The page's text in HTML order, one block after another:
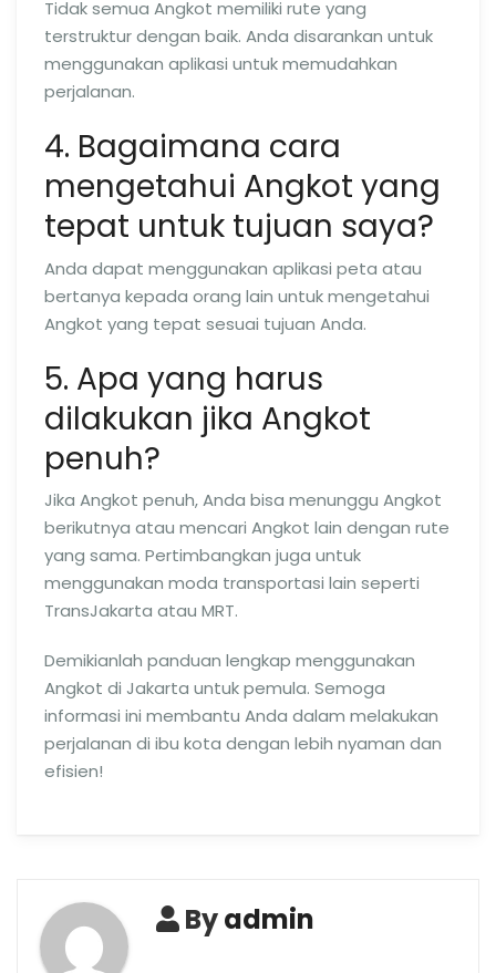
Tidak semua Angkot memiliki rute yang
terstruktur dengan baik. Anda disarankan untuk
menggunakan aplikasi untuk memudahkan
perjalanan.
4. Bagaimana cara
mengetahui Angkot yang
tepat untuk tujuan saya?
Anda dapat menggunakan aplikasi peta atau
bertanya kepada orang lain untuk mengetahui
Angkot yang tepat sesuai tujuan Anda.
5. Apa yang harus
dilakukan jika Angkot
penuh?
Jika Angkot penuh, Anda bisa menunggu Angkot
berikutnya atau mencari Angkot lain dengan rute
yang sama. Pertimbangkan juga untuk
menggunakan moda transportasi lain seperti
TransJakarta atau MRT.
Demikianlah panduan lengkap menggunakan
Angkot di Jakarta untuk pemula. Semoga
informasi ini membantu Anda dalam melakukan
perjalanan di ibu kota dengan lebih nyaman dan
efisien!
Byadmin